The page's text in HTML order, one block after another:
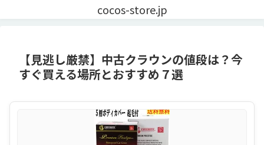
cocos-store.jp
【見逃し厳禁】中古クラウンの値段は？今
すぐ買える場所とおすすめ７選